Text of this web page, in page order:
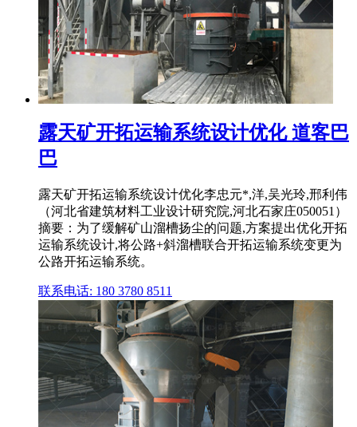
露天矿开拓运输系统设计优化 道客巴
巴
露天矿开拓运输系统设计优化李忠元*,洋,吴光玲,邢利伟
（河北省建筑材料工业设计研究院,河北石家庄050051）
摘要：为了缓解矿山溜槽扬尘的问题,方案提出优化开拓
运输系统设计,将公路+斜溜槽联合开拓运输系统变更为
公路开拓运输系统。
联系电话: 180 3780 8511